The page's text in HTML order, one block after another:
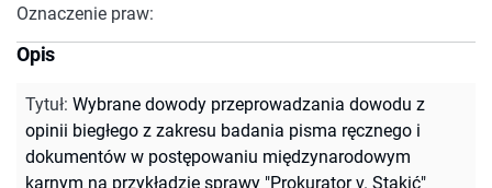
Oznaczenie praw:
Opis
Tytuł: Wybrane dowody przeprowadzania dowodu z
opinii biegłego z zakresu badania pisma ręcznego i
dokumentów w postępowaniu międzynarodowym
karnym na przykładzie sprawy "Prokurator v. Stakić"